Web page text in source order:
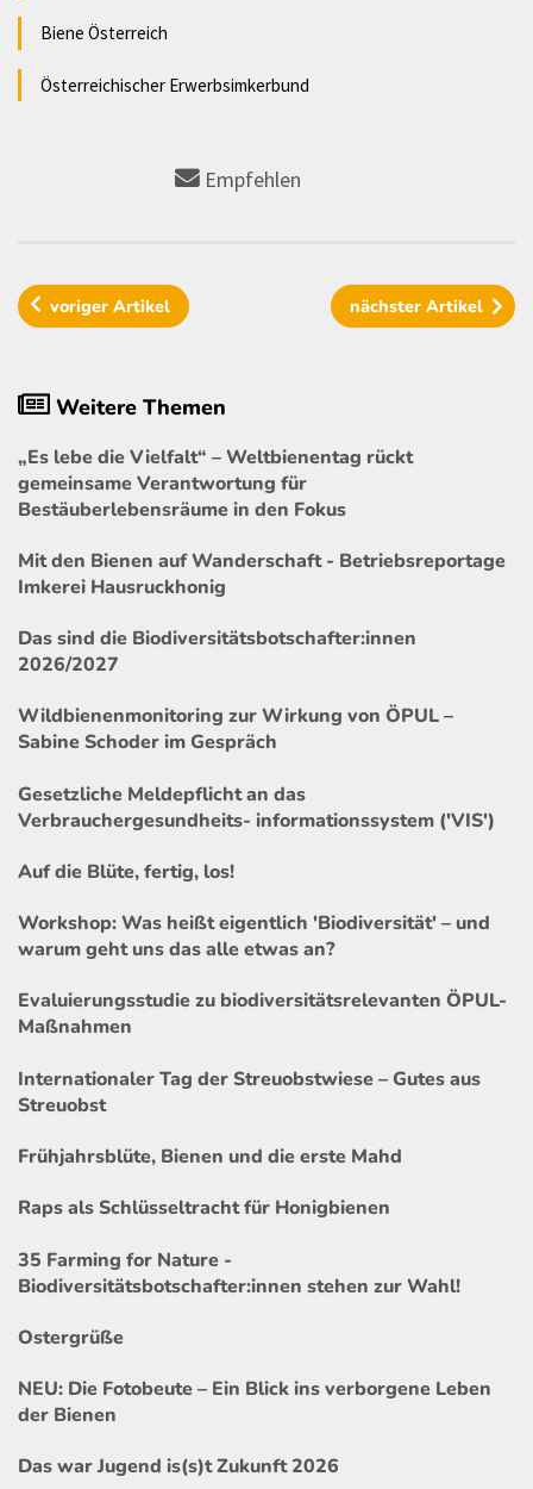
Biene Österreich
Österreichischer Erwerbsimkerbund
Empfehlen
vorigerArtikel nächster Artikel
Weitere Themen
„Es lebe die Vielfalt“ – Weltbienentag rückt
gemeinsame Verantwortung für
Bestäuberlebensräume in den Fokus
Mit den Bienen auf Wanderschaft - Betriebsreportage
Imkerei Hausruckhonig
Das sind die Biodiversitätsbotschafter:innen
2026/2027
Wildbienenmonitoring zur Wirkung von ÖPUL –
Sabine Schoder im Gespräch
Gesetzliche Meldepflicht an das
Verbrauchergesundheits- informationssystem ('VIS')
Auf die Blüte, fertig, los!
Workshop: Was heißt eigentlich 'Biodiversität' – und
warum geht uns das alle etwas an?
Evaluierungsstudie zu biodiversitätsrelevanten ÖPUL-
Maßnahmen
Internationaler Tag der Streuobstwiese – Gutes aus
Streuobst
Frühjahrsblüte, Bienen und die erste Mahd
Raps als Schlüsseltracht für Honigbienen
35 Farming for Nature -
Biodiversitätsbotschafter:innen stehen zur Wahl!
Ostergrüße
NEU: Die Fotobeute – Ein Blick ins verborgene Leben
der Bienen
Das war Jugend is(s)t Zukunft 2026